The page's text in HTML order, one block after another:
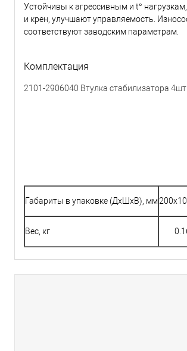
Устойчивы к агрессивным и t°
и крен, улучшают управляемость.
соответствуют заводским параметрам.
Комплектация
2101-2906040 Втулка стабилизатора 4шт.
Габариты в упаковке (ДхШхВ), мм
Вес, кг